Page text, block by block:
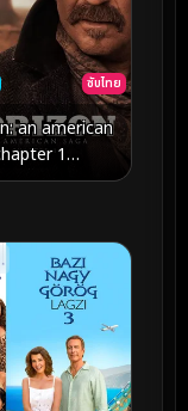
ซับไทย
an american
1